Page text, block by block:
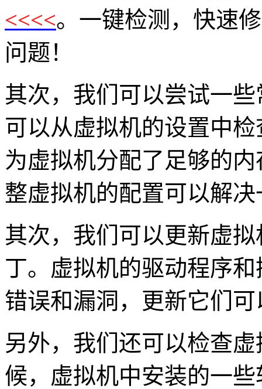
<<<<。一键检测，快速
问题！
其次，我们可以尝试一
可以从虚拟机的设置中
为虚拟机分配了足够的
整虚拟机的配置可以解
其次，我们可以更新虚
丁。虚拟机的驱动程序
错误和漏洞，更新它们
另外，我们还可以检查
候，虚拟机中安装的一